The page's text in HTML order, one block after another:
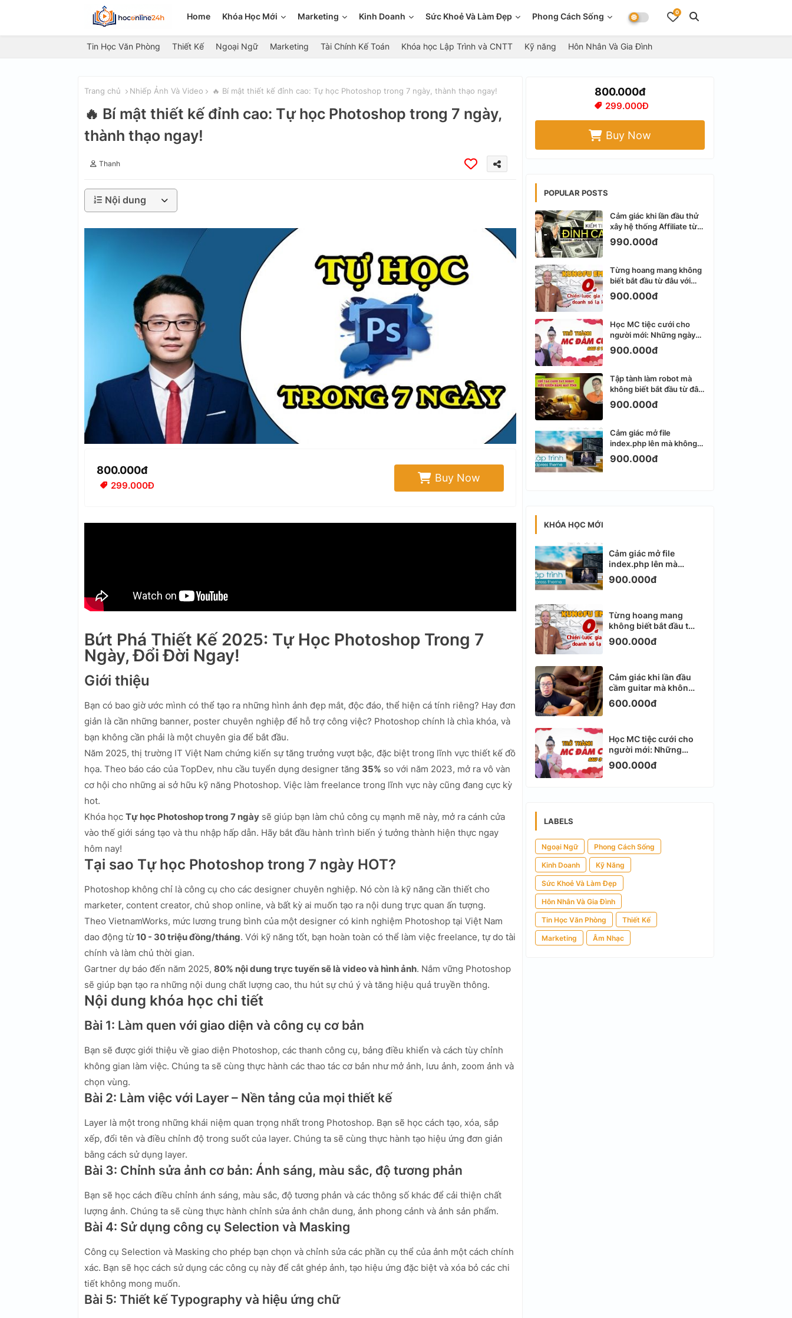
Home Khóa Học Mới Marketing Kinh Doanh Sức Khoẻ Và Làm Đẹp Phong Cách Sống 0
Tin Học Văn Phòng Thiết Kế Ngoại Ngữ Marketing Tài Chính Kế Toán Khóa học Lập Trình và CNTT Kỹ năng Hôn Nhân Và Gia Đình
Trang chủ Nhiếp Ảnh Và Video 🔥 Bí mật thiết kế đỉnh cao: Tự học Photoshop trong 7 ngày, thành thạo ngay!
🔥 Bí mật thiết kế đỉnh cao: Tự học Photoshop trong 7 ngày,
thành thạo ngay!
Thanh
Nội dung
800.000đ
299.000Đ
Buy Now
Bứt Phá Thiết Kế 2025: Tự Học Photoshop Trong 7
Ngày, Đổi Đời Ngay!
Giới thiệu
Bạn có bao giờ ước mình có thể tạo ra những hình ảnh đẹp mắt, độc đáo, thể hiện cá tính riêng? Hay đơn
giản là cần những banner, poster chuyên nghiệp để hỗ trợ công việc? Photoshop chính là chìa khóa, và
bạn không cần phải là một chuyên gia để bắt đầu.
Năm 2025, thị trường IT Việt Nam chứng kiến sự tăng trưởng vượt bậc, đặc biệt trong lĩnh vực thiết kế đồ
họa. Theo báo cáo của TopDev, nhu cầu tuyển dụng designer tăng 35% so với năm 2023, mở ra vô vàn
cơ hội cho những ai sở hữu kỹ năng Photoshop. Việc làm freelance trong lĩnh vực này cũng đang cực kỳ
hot.
Khóa học Tự học Photoshop trong 7 ngày sẽ giúp bạn làm chủ công cụ mạnh mẽ này, mở ra cánh cửa
vào thế giới sáng tạo và thu nhập hấp dẫn. Hãy bắt đầu hành trình biến ý tưởng thành hiện thực ngay
hôm nay!
Tại sao Tự học Photoshop trong 7 ngày HOT?
Photoshop không chỉ là công cụ cho các designer chuyên nghiệp. Nó còn là kỹ năng cần thiết cho
marketer, content creator, chủ shop online, và bất kỳ ai muốn tạo ra nội dung trực quan ấn tượng.
Theo VietnamWorks, mức lương trung bình của một designer có kinh nghiệm Photoshop tại Việt Nam
dao động từ10 - 30 triệu đồng/tháng. Với kỹ năng tốt, bạn hoàn toàn có thể làm việc freelance, tự do tài
chính và làm chủ thời gian.
Gartner dự báo đến năm 2025, 80% nội dung trực tuyến sẽ là video và hình ảnh. Nắm vững Photoshop
sẽ giúp bạn tạo ra những nội dung chất lượng cao, thu hút sự chú ý và tăng hiệu quả truyền thông.
Nội dung khóa học chi tiết
Bài 1: Làm quen với giao diện và công cụ cơ bản
Bạn sẽ được giới thiệu về giao diện Photoshop, các thanh công cụ, bảng điều khiển và cách tùy chỉnh
không gian làm việc. Chúng ta sẽ cùng thực hành các thao tác cơ bản như mở ảnh, lưu ảnh, zoom ảnh và
chọn vùng.
Bài 2: Làm việc với Layer – Nền tảng của mọi thiết kế
Layer là một trong những khái niệm quan trọng nhất trong Photoshop. Bạn sẽ học cách tạo, xóa, sắp
xếp, đổi tên và điều chỉnh độ trong suốt của layer. Chúng ta sẽ cùng thực hành tạo hiệu ứng đơn giản
bằng cách sử dụng layer.
Bài 3: Chỉnh sửa ảnh cơ bản: Ánh sáng, màu sắc, độ tương phản
Bạn sẽ học cách điều chỉnh ánh sáng, màu sắc, độ tương phản và các thông số khác để cải thiện chất
lượng ảnh. Chúng ta sẽ cùng thực hành chỉnh sửa ảnh chân dung, ảnh phong cảnh và ảnh sản phẩm.
Bài 4: Sử dụng công cụ Selection và Masking
Công cụ Selection và Masking cho phép bạn chọn và chỉnh sửa các phần cụ thể của ảnh một cách chính
xác. Bạn sẽ học cách sử dụng các công cụ này để cắt ghép ảnh, tạo hiệu ứng đặc biệt và xóa bỏ các chi
tiết không mong muốn.
Bài 5: Thiết kế Typography và hiệu ứng chữ
800.000đ
299.000Đ
Buy Now
POPULAR POSTS
Cảm giác khi lần đầu thử
xây hệ thống Affiliate từ
Facebook cá nhân
990.000đ
Từng hoang mang không
biết bắt đầu từ đâu với
Email Marketing
900.000đ
Học MC tiệc cưới cho
người mới: Những ngày
đầu thực sự khá ngợp
900.000đ
Tập tành làm robot mà
không biết bắt đầu từ đâu
thì dễ nản thật
900.000đ
Cảm giác mở file
index.php lên mà không
biết viết gì tiếp theo
900.000đ
KHÓA HỌC MỚI
Cảm giác mở file
index.php lên mà
không biết viết gì tiếp
theo
900.000đ
Từng hoang mang
không biết bắt đầu từ
đâu với Email
Marketing
900.000đ
Cảm giác khi lần đầu
cầm guitar mà không
biết bắt đầu từ đâu
600.000đ
Học MC tiệc cưới cho
người mới: Những
ngày đầu thực sự khá
ngợp
900.000đ
LABELS
Ngoại Ngữ Phong Cách Sống
Kinh Doanh Kỹ Năng
Sức Khoẻ Và Làm Đẹp
Hôn Nhân Và Gia Đình
Tin Học Văn Phòng Thiết Kế
Marketing Âm Nhạc